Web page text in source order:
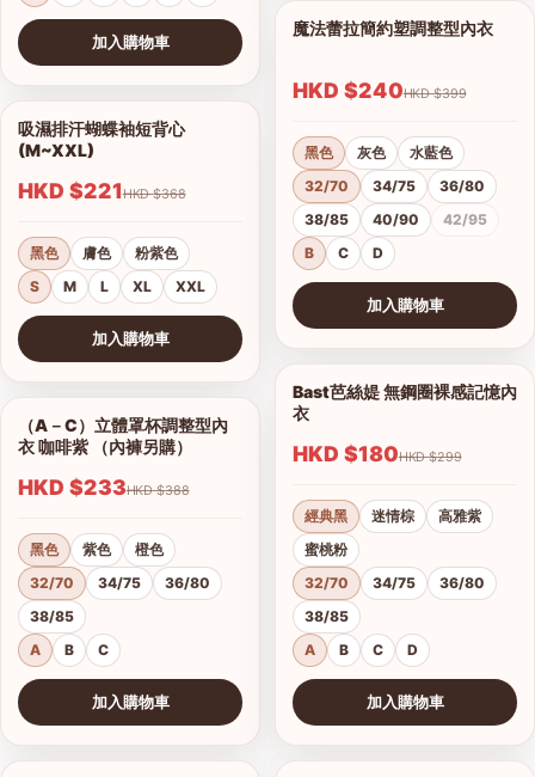
加入購物車
查看圖片
吸濕排汗蝴蝶袖短背心
(M~XXL)
HKD $221 HKD $368
黑色 膚色
粉紫色
S
M L XL XXL
加入購物車
1/5
查看圖片
（A－C）立體罩杯調整型內
衣 咖啡紫 （內褲另購）
HKD $233 HKD $388
黑色 紫色
橙色
32/70
34/75
36/80
38/85
A
B C
加入購物車
查看圖片
1/10
魔法蕾拉簡約塑調整型內衣
HKD $240 HKD $399
黑色 灰色
水藍色
32/70
34/75
36/80
38/85
40/90
42/95
B
C D
加入購物車
1/15
查看圖片
Bast芭絲媞 無鋼圈裸感記憶內
衣
HKD $180 HKD $299
經典黑 迷情棕
高雅紫
蜜桃粉
32/70
34/75
36/80
38/85
A
B C D
加入購物車
查看圖片